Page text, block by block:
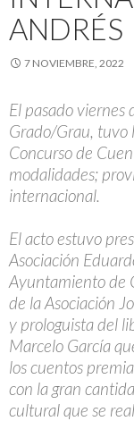
ANDRÉS
7 NOVIEMBRE, 2022
El pasado viernes
Grado/Grau, tuvo
Concurso de
modalidades;
internacional.
El acto estuvo
Asociación
Ayuntamiento de
de la Asociación
y prologuista del
Marcelo García
los cuentos
con la gran
cultural que se